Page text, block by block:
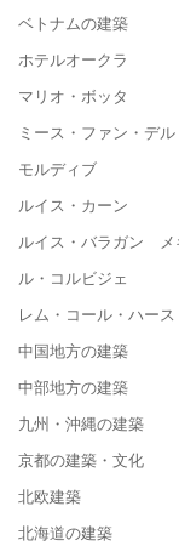
ベトナムの建築
ホテルオークラ
マリオ・ボッタ
ミース・ファン・デ
モルディブ
ルイス・カーン
ルイス・バラガン メ
ル・コルビジェ
レム・コール・ハース
中国地方の建築
中部地方の建築
九州・沖縄の建築
京都の建築・文化
北欧建築
北海道の建築